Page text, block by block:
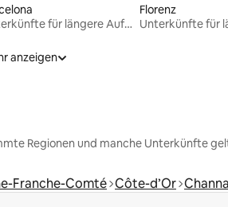
Unterkünfte für längere Aufenthalte
Florenz
anzeigen
Regionen und manche Unterkünfte
Franche-Comté Côte-d’Or